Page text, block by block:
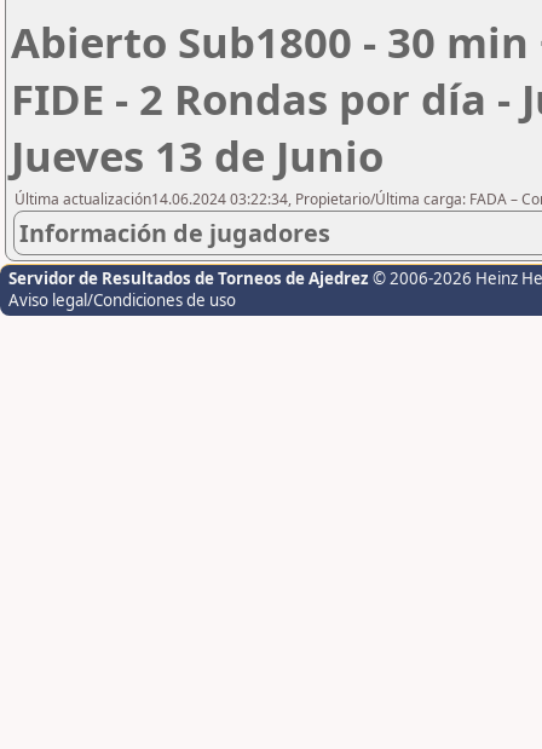
Abierto Sub1800 - 30 min
FIDE - 2 Rondas por día -
Jueves 13 de Junio
Última actualización14.06.2024 03:22:34, Propietario/Última carga: FADA –
Información de jugadores
Servidor de Resultados de Torneos de Ajedrez © 2006-2026 Heinz
Aviso legal/Condiciones de uso